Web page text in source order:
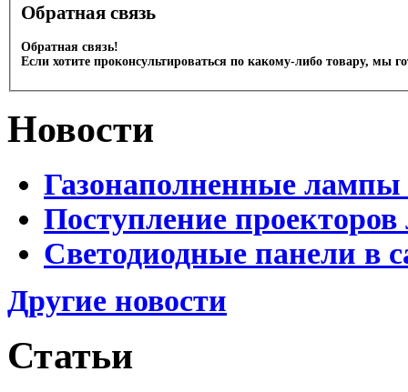
Обратная связь
Обратная связь!
Если хотите проконсультироваться по какому-либо товару, мы
Новости
Газонаполненные
Поступление
Светодиодные панели в
Другие новости
Статьи